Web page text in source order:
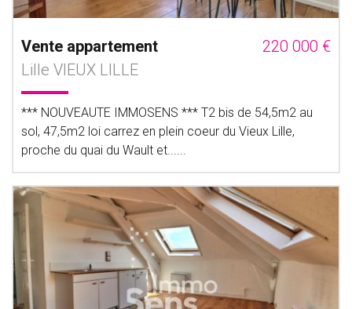
Vente appartement
220 000 €
Lille VIEUX LILLE
*** NOUVEAUTE IMMOSENS *** T2 bis de 54,5m2 au
sol, 47,5m2 loi carrez en plein coeur du Vieux Lille,
proche du quai du Wault et......